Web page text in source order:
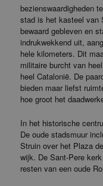
bezienswaardigheden
stad is het kasteel van
bewaard gebleven en
indrukwekkend uit,
hele kilometers. Dit
militaire burcht van
heel Catalonië. De
bieden maar liefst
hoe groot het
In het historische
De oude stadsmuur
Struin over het Plaza
wijk. De Sant-Pere
resten van een oude